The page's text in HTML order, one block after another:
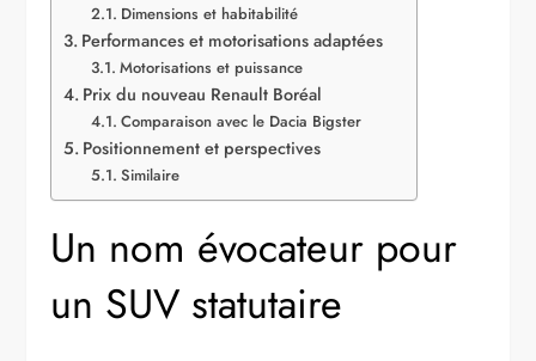
Dimensions et habitabilité
Performances et motorisations adaptées
Motorisations et puissance
Prix du nouveau Renault Boréal
Comparaison avec le Dacia Bigster
Positionnement et perspectives
Similaire
Un nom évocateur pour
un SUV statutaire